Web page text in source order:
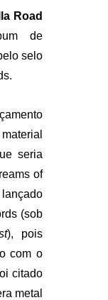
Road
de
selo
seria
of
(sob
), pois
com o
citado
metal